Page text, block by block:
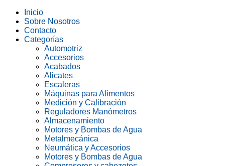
Inicio
Sobre Nosotros
Contacto
Categorías
Automotriz
Accesorios
Acabados
Alicates
Escaleras
Máquinas para Alimentos
Medición y Calibración
Reguladores Manómetros
Almacenamiento
Motores y Bombas de Agua
Metalmecánica
Neumática y Accesorios
Motores y Bombas de Agua